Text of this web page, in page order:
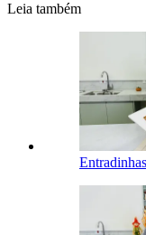
Leia também